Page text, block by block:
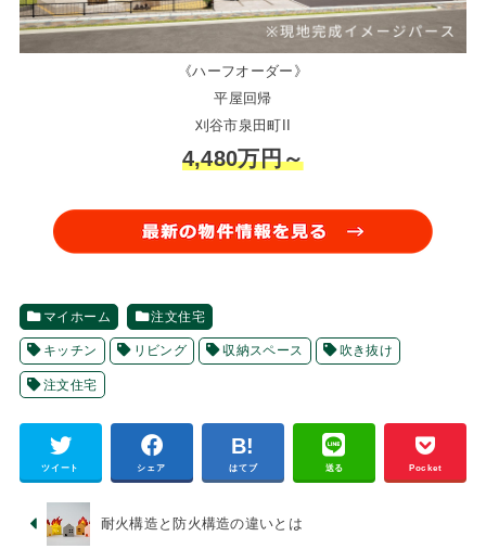
《ハーフオーダー》
平屋回帰
刈谷市泉田町II
4,480万円～
マイホーム 注文住宅
キッチン リビング 収納スペース 吹き抜け
注文住宅
ツイート シェア はてブ 送る Pocket
耐火構造と防火構造の違いとは